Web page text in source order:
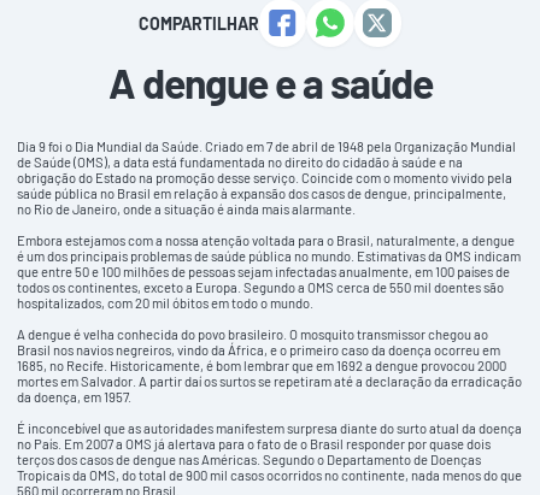
COMPARTILHAR
A dengue e a saúde
Dia 9 foi o Dia Mundial da Saúde. Criado em 7 de abril de 1948 pela Organização Mundial
de Saúde (OMS), a data está fundamentada no direito do cidadão à saúde e na
obrigação do Estado na promoção desse serviço. Coincide com o momento vivido pela
saúde pública no Brasil em relação à expansão dos casos de dengue, principalmente,
no Rio de Janeiro, onde a situação é ainda mais alarmante.
Embora estejamos com a nossa atenção voltada para o Brasil, naturalmente, a dengue
é um dos principais problemas de saúde pública no mundo. Estimativas da OMS indicam
que entre 50 e 100 milhões de pessoas sejam infectadas anualmente, em 100 países de
todos os continentes, exceto a Europa. Segundo a OMS cerca de 550 mil doentes são
hospitalizados, com 20 mil óbitos em todo o mundo.
A dengue é velha conhecida do povo brasileiro. O mosquito transmissor chegou ao
Brasil nos navios negreiros, vindo da África, e o primeiro caso da doença ocorreu em
1685, no Recife. Historicamente, é bom lembrar que em 1692 a dengue provocou 2000
mortes em Salvador. A partir daí os surtos se repetiram até a declaração da erradicação
da doença, em 1957.
É inconcebível que as autoridades manifestem surpresa diante do surto atual da doença
no País. Em 2007 a OMS já alertava para o fato de o Brasil responder por quase dois
terços dos casos de dengue nas Américas. Segundo o Departamento de Doenças
Tropicais da OMS, do total de 900 mil casos ocorridos no continente, nada menos do que
560 mil ocorreram no Brasil.